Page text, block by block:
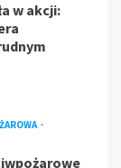
w akcji: